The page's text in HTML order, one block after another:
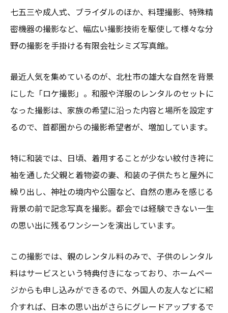
七五三や成人式、ブライダルのほか、料理撮影、特殊精
密機器の撮影など、幅広い撮影技術を駆使して様々な分
野の撮影を手掛ける有限会社シミズ写真館。
最近人気を集めているのが、北杜市の雄大な自然を背景
にした「ロケ撮影」。和服や洋服のレンタルのセットに
なった撮影は、家族の希望に沿った内容と場所を設定す
るので、首都圏からの撮影希望者が、増加しています。
特に和装では、日頃、着用することが少ない紋付き袴に
袖を通した父親と着物姿の妻、和装の子供たちと屋外に
繰り出し、神社の境内や公園など、自然の恵みを感じる
背景の前で記念写真を撮影。都会では経験できない一生
の思い出に残るワンシーンを演出しています。
この撮影では、親のレンタル料のみで、子供のレンタル
料はサービスという特典付きになっており、ホームペー
ジからも申し込みができるので、外国人の友人などに紹
介すれば、日本の思い出がさらにグレードアップするで